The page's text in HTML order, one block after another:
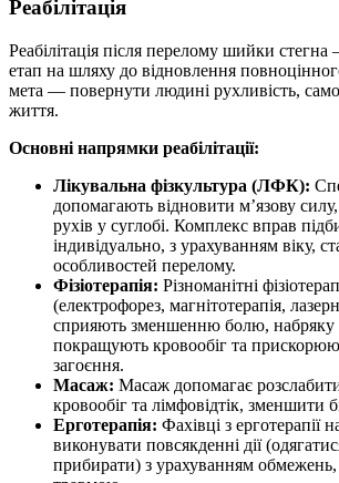
Реабілітація
Реабілітація після перелому шийки
етап на шляху до відновлення
мета — повернути людині рухливість,
життя.
Основні напрямки реабілітації:
Лікувальна фізкультура (ЛФК):
допомагають відновити м’язову силу,
рухів у суглобі. Комплекс вправ
індивідуально, з урахуванням віку,
особливостей перелому.
Фізіотерапія: Різноманітні
(електрофорез, магнітотерапія,
сприяють зменшенню болю, набряку
покращують кровообіг та
загоєння.
Масаж: Масаж допомагає
кровообіг та лімфовідтік, зменшити
Ерготерапія: Фахівці з ерготерапії
виконувати повсякденні дії
прибирати) з урахуванням обмежень,